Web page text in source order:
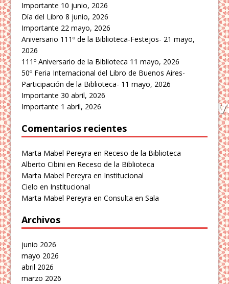
Importante 10 junio, 2026
Día del Libro 8 junio, 2026
Importante 22 mayo, 2026
Aniversario 111º de la Biblioteca-Festejos- 21 mayo,
2026
111º Aniversario de la Biblioteca 11 mayo, 2026
50º Feria Internacional del Libro de Buenos Aires-
Participación de la Biblioteca- 11 mayo, 2026
Importante 30 abril, 2026
Importante 1 abril, 2026
Comentarios recientes
Marta Mabel Pereyra en Receso de la Biblioteca
Alberto Cibini en Receso de la Biblioteca
Marta Mabel Pereyra en Institucional
Cielo en Institucional
Marta Mabel Pereyra enConsulta en Sala
Archivos
junio 2026
mayo 2026
abril 2026
marzo 2026